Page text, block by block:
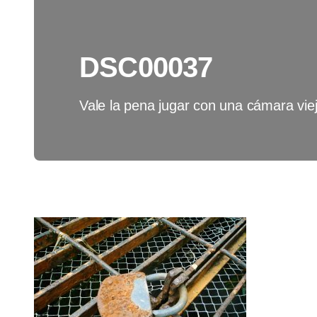
DSC00037
Vale la pena jugar con una cámara